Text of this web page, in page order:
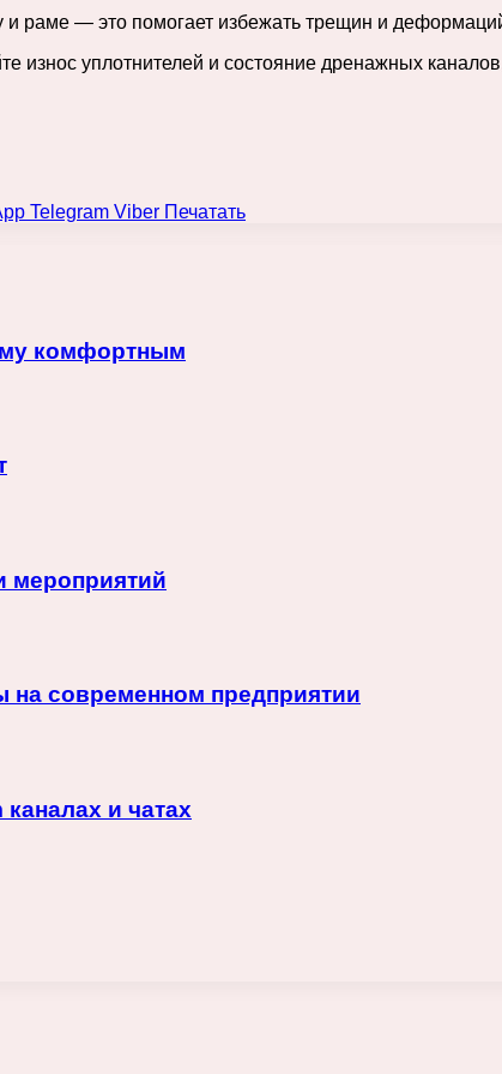
и раме — это помогает избежать трещин и
износ уплотнителей и состояние дренажных
Telegram Viber Печатать
комфортным
мероприятий
на современном предприятии
и чатах